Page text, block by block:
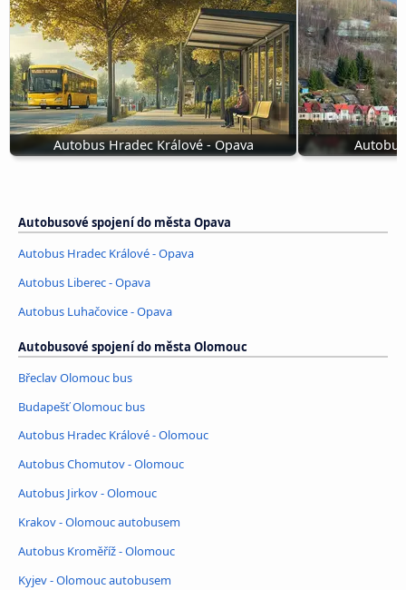
Autobus Hradec Králové - Opava
Autobusové spojení do města Opava
Autobus Hradec Králové - Opava
Autobus Liberec - Opava
Autobus Luhačovice - Opava
Autobusové spojení do města Olomouc
Břeclav Olomouc bus
Budapešť Olomouc bus
Autobus Hradec Králové - Olomouc
Autobus Chomutov - Olomouc
Autobus Jirkov - Olomouc
Krakov - Olomouc autobusem
Autobus Kroměříž - Olomouc
Kyjev - Olomouc autobusem